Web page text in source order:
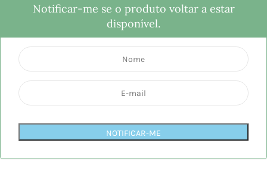
Notificar-me se o produto voltar a estar
disponível.
NOTIFICAR-ME